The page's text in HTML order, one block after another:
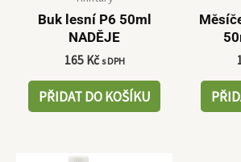
Buk lesní P6 50ml
NADĚJE
165 Kč s DPH
PŘIDAT DO KOŠÍKU